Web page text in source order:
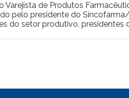
Varejista de Produtos
pelo presidente do
do setor produtivo,